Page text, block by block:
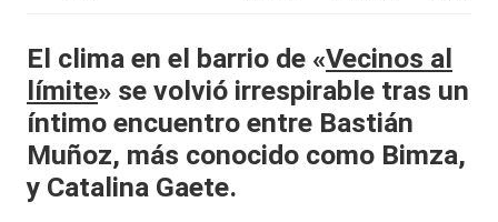
al
it
y
s,
T
​El clima en el barrio de «Vecinos al
límite» se volvió irrespirable tras un
íntimo encuentro entre Bastián
Muñoz, más conocido como Bimza,
y Catalina Gaete.